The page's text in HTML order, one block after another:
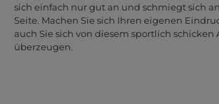
sich einfach nur gut an und schmiegt sich
Seite. Machen Sie sich Ihren eigenen
auch Sie sich von diesem sportlich schicken
überzeugen.